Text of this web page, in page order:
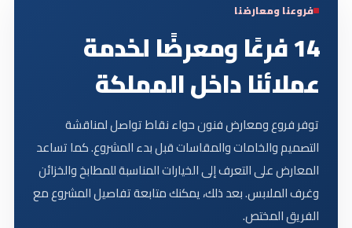
فروعنا ومعارضنا
14 فرعًا ومعرضًا لخدمة
عملائنا داخل المملكة
توفر فروع ومعارض فنون حواء نقاط تواصل لمناقشة
التصميم والخامات والمقاسات قبل بدء المشروع. كما تساعد
المعارض على التعرف إلى الخيارات المناسبة للمطابخ والخزائن
وغرف الملابس. بعد ذلك، يمكنك متابعة تفاصيل المشروع مع
الفريق المختص.